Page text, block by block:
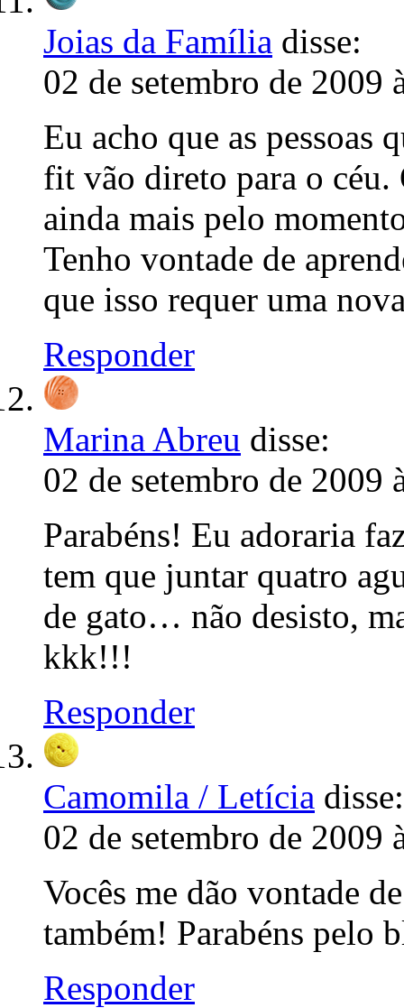
Joias da Família disse:
02 de setembro de 2009
Eu acho que as pessoas
fit vão direto para o
ainda mais pelo
Tenho vontade de
que isso requer uma
Responder
Marina Abreu disse:
02 de setembro de 2009
Parabéns! Eu adoraria
tem que juntar quatro
de gato… não desisto,
kkk!!!
Responder
Camomila / Letícia disse:
02 de setembro de 2009
Vocês me dão vontade
também! Parabéns pelo
Responder